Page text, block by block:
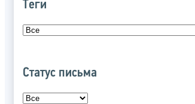
Теги
Статус письма